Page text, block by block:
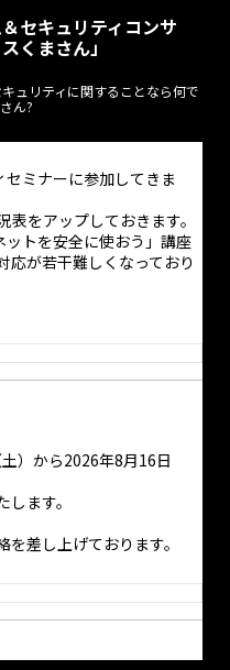
けておりません。問合せに
付けており、返信は適宜行
せの予約はホームページか
願い致します。
セキュリティコンサ
くまさん」
ュリティに関することなら何で
ん?
ミナーに参加してきま
をアップしておきます。
トを安全に使おう」講座
応が若干難しくなっており
）から2026年8月16日
ます。
差し上げております。